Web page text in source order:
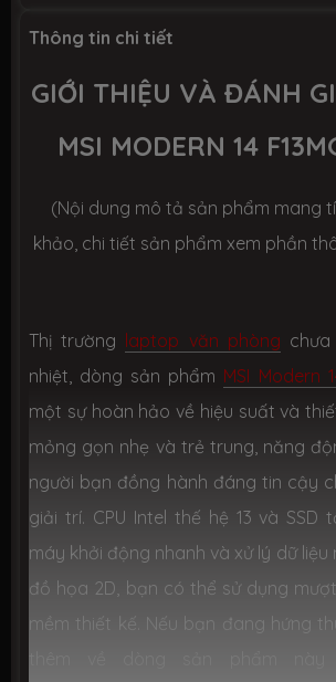
Số slot
Ổ CỨNG LƯU TRỮ (SSD)
Dung lượng SSD 512GB M.2
Công nghệ PCIe Gen4
CHIP XỬ LÝ ĐỒ HOẠ (VGA)
VGA tích
hợp
Intel® Iris Xe Graphics
VGA
chuyên
dụng
None
MÀN HÌNH HIỂN THỊ (LCD)
Kích thước 14.0-inch (16:10)
Thông tin chi tiết
GIỚI THIỆU VÀ ĐÁNH
MSI MODERN 14
(Nội dung mô tả sản phẩm mang
khảo, chi tiết sản phẩm xem phần
Thị trường laptop văn phòng
nhiệt, dòng sản phẩm MSI Modern
một sự hoàn hảo về hiệu suất và
mỏng gọn nhẹ và trẻ trung, năng
người bạn đồng hành đáng tin cậy
giải trí. CPU Intel thế hệ 13 và
máy khởi động nhanh và xử lý dữ
đồ họa 2D, bạn có thể sử dụng
mềm thiết kế. Nếu bạn đang hứng